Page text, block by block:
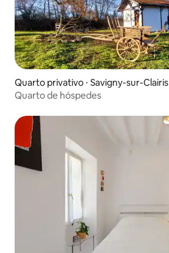
Quarto privativo ⋅ Savigny-sur-Clairis
Quarto de hóspedes